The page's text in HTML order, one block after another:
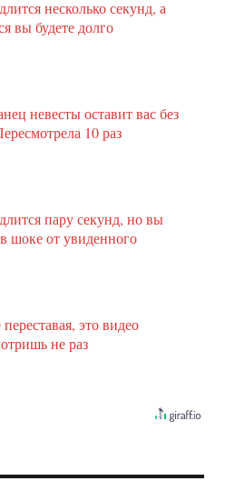
несколько секунд, а
вы будете долго
невесты оставит вас без
10 раз
пару секунд, но вы
в шоке от увиденного
это видео
не раз